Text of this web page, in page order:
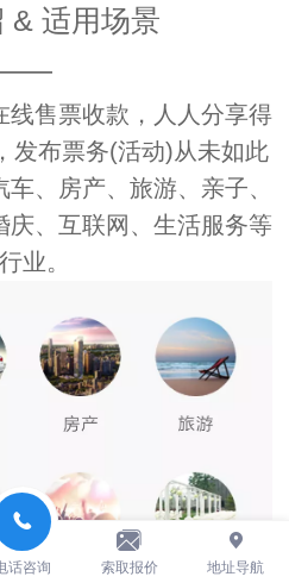
& 适用场景
线售票收款，人人分享得
发布票务(活动)从未如此
、房产、旅游、亲子、
庆、互联网、生活服务等
业。
话咨询 索取报价 地址导航